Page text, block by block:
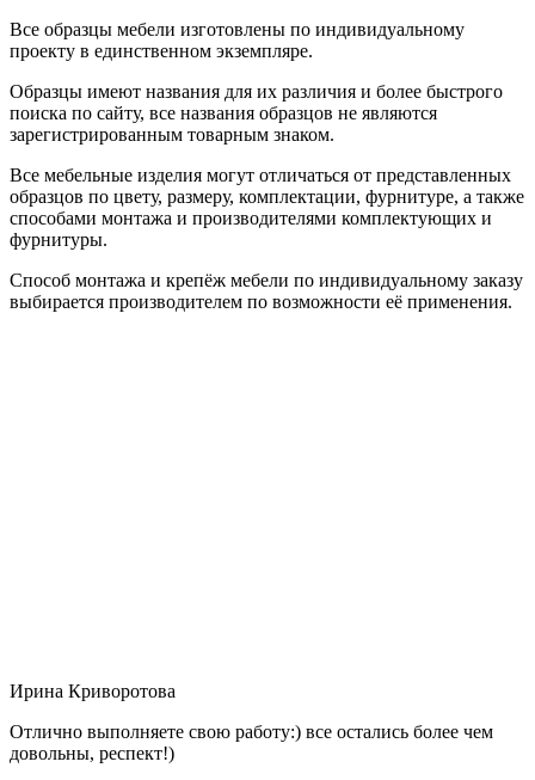
Все образцы мебели изготовлены по индивидуальному
проекту в единственном экземпляре.
Образцы имеют названия для их различия и более быстрого
поиска по сайту, все названия образцов не являются
зарегистрированным товарным знаком.
Все мебельные изделия могут отличаться от представленных
образцов по цвету, размеру, комплектации, фурнитуре, а также
способами монтажа и производителями комплектующих и
фурнитуры.
Способ монтажа и крепёж мебели по индивидуальному заказу
выбирается производителем по возможности её применения.
Ирина Криворотова
Отлично выполняете свою работу:) все остались более чем
довольны, респект!)